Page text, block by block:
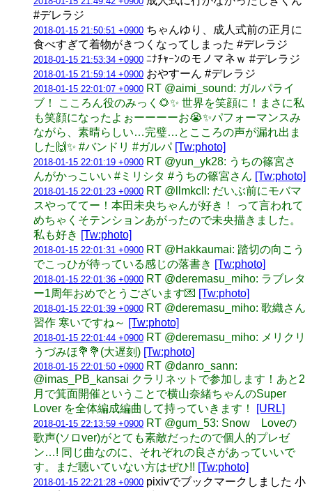
#デレラジ
2018-01-15 21:50:51 +0900 ちゃんゆり、成人式前の正月に
食べすぎて着物がきつくなってしまった #デレラジ
2018-01-15 21:53:34 +0900 ﾆﾅﾁｬｰﾝのモノマネｗ #デレラジ
2018-01-15 21:59:14 +0900 おやすーん #デレラジ
2018-01-15 22:01:07 +0900 RT @aimi_sound: ガルパライ
ブ！ こころん役のみっく🌻✨ 世界を笑顔に！まさに私
も笑顔になったよぉーーーーお😭✨パフォーマンスみ
ながら、素晴らしい…完璧…とこころの声が漏れ出ま
した🙌✨ #バンドリ #ガルパ [Tw:photo]
2018-01-15 22:01:19 +0900 RT @yun_yk28: うちの篠宮さ
んがかっこいい #ミリシタ #うちの篠宮さん [Tw:photo]
2018-01-15 22:01:23 +0900 RT @llmkcll: だいぶ前にモバマ
スやっててー！本田未央ちゃんが好き！ って言われて
めちゃくそテンションあがったので未央描きました。
私も好き [Tw:photo]
2018-01-15 22:01:31 +0900 RT @Hakkaumai: 踏切の向こう
でこっひが待っている感じの落書き [Tw:photo]
2018-01-15 22:01:36 +0900 RT @deremasu_miho: ラブレタ
ー1周年おめでとうございます💌 [Tw:photo]
2018-01-15 22:01:39 +0900 RT @deremasu_miho: 歌織さん
習作 寒いですね～ [Tw:photo]
2018-01-15 22:01:44 +0900 RT @deremasu_miho: メリクリ
うづみほ💐💐(大遅刻) [Tw:photo]
2018-01-15 22:01:50 +0900 RT @danro_sann:
@imas_PB_kansai クラリネットで参加します！あと2
月で箕面開催ということで横山奈緒ちゃんのSuper
Lover を全体編成編曲して持っていきます！
[URL]
2018-01-15 22:13:59 +0900 RT @gum_53: Snow Loveの
歌声(ソロver)がとても素敵だったので個人的プレゼ
ン…! 同じ曲なのに、それぞれの良さがあっていいで
す。まだ聴いていない方はぜひ!! [Tw:photo]
2018-01-15 22:21:28 +0900 pixivでブックマークしました 小